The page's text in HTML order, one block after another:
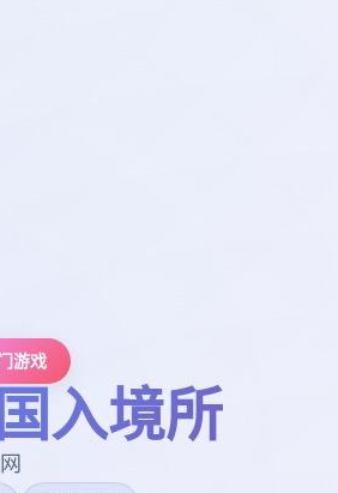
游戏
入境所